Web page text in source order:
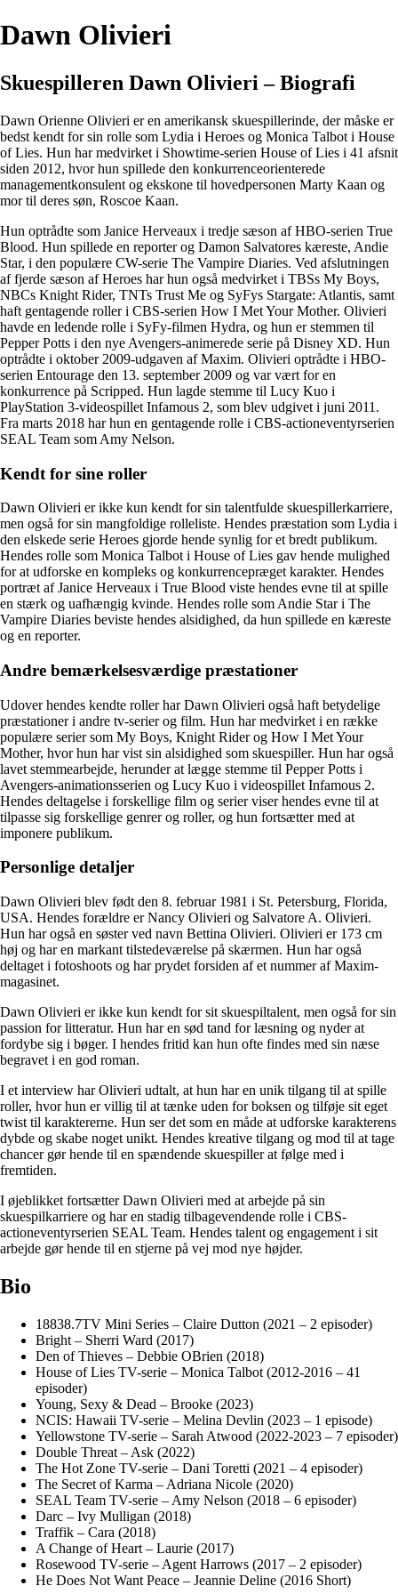
Dawn Olivieri
Skuespilleren Dawn Olivieri – Biografi
Dawn Orienne Olivieri er en amerikansk skuespillerinde, der måske er
bedst kendt for sin rolle som Lydia i Heroes og Monica Talbot i House
of Lies. Hun har medvirket i Showtime-serien House of Lies i 41 afsnit
siden 2012, hvor hun spillede den konkurrenceorienterede
managementkonsulent og ekskone til hovedpersonen Marty Kaan og
mor til deres søn, Roscoe Kaan.
Hun optrådte som Janice Herveaux i tredje sæson af HBO-serien True
Blood. Hun spillede en reporter og Damon Salvatores kæreste, Andie
Star, i den populære CW-serie The Vampire Diaries. Ved afslutningen
af fjerde sæson af Heroes har hun også medvirket i TBSs My Boys,
NBCs Knight Rider, TNTs Trust Me og SyFys Stargate: Atlantis, samt
haft gentagende roller i CBS-serien How I Met Your Mother. Olivieri
havde en ledende rolle i SyFy-filmen Hydra, og hun er stemmen til
Pepper Potts i den nye Avengers-animerede serie på Disney XD. Hun
optrådte i oktober 2009-udgaven af Maxim. Olivieri optrådte i HBO-
serien Entourage den 13. september 2009 og var vært for en
konkurrence på Scripped. Hun lagde stemme til Lucy Kuo i
PlayStation 3-videospillet Infamous 2, som blev udgivet i juni 2011.
Fra marts 2018 har hun en gentagende rolle i CBS-actioneventyrserien
SEAL Team som Amy Nelson.
Kendt for sine roller
Dawn Olivieri er ikke kun kendt for sin talentfulde skuespillerkarriere,
men også for sin mangfoldige rolleliste. Hendes præstation som Lydia i
den elskede serie Heroes gjorde hende synlig for et bredt publikum.
Hendes rolle som Monica Talbot i House of Lies gav hende mulighed
for at udforske en kompleks og konkurrencepræget karakter. Hendes
portræt af Janice Herveaux i True Blood viste hendes evne til at spille
en stærk og uafhængig kvinde. Hendes rolle som Andie Star i The
Vampire Diaries beviste hendes alsidighed, da hun spillede en kæreste
og en reporter.
Andre bemærkelsesværdige præstationer
Udover hendes kendte roller har Dawn Olivieri også haft betydelige
præstationer i andre tv-serier og film. Hun har medvirket i en række
populære serier som My Boys, Knight Rider og How I Met Your
Mother, hvor hun har vist sin alsidighed som skuespiller. Hun har også
lavet stemmearbejde, herunder at lægge stemme til Pepper Potts i
Avengers-animationsserien og Lucy Kuo i videospillet Infamous 2.
Hendes deltagelse i forskellige film og serier viser hendes evne til at
tilpasse sig forskellige genrer og roller, og hun fortsætter med at
imponere publikum.
Personlige detaljer
Dawn Olivieri blev født den 8. februar 1981 i St. Petersburg, Florida,
USA. Hendes forældre er Nancy Olivieri og Salvatore A. Olivieri.
Hun har også en søster ved navn Bettina Olivieri. Olivieri er 173 cm
høj og har en markant tilstedeværelse på skærmen. Hun har også
deltaget i fotoshoots og har prydet forsiden af et nummer af Maxim-
magasinet.
Dawn Olivieri er ikke kun kendt for sit skuespiltalent, men også for sin
passion for litteratur. Hun har en sød tand for læsning og nyder at
fordybe sig i bøger. I hendes fritid kan hun ofte findes med sin næse
begravet i en god roman.
I et interview har Olivieri udtalt, at hun har en unik tilgang til at spille
roller, hvor hun er villig til at tænke uden for boksen og tilføje sit eget
twist til karaktererne. Hun ser det som en måde at udforske karakterens
dybde og skabe noget unikt. Hendes kreative tilgang og mod til at tage
chancer gør hende til en spændende skuespiller at følge med i
fremtiden.
I øjeblikket fortsætter Dawn Olivieri med at arbejde på sin
skuespilkarriere og har en stadig tilbagevendende rolle i CBS-
actioneventyrserien SEAL Team. Hendes talent og engagement i sit
arbejde gør hende til en stjerne på vej mod nye højder.
Bio
18838.7TV Mini Series – Claire Dutton (2021 – 2 episoder)
Bright – Sherri Ward (2017)
Den of Thieves – Debbie OBrien (2018)
House of Lies TV-serie – Monica Talbot (2012-2016 – 41
episoder)
Young, Sexy & Dead – Brooke (2023)
NCIS: Hawaii TV-serie – Melina Devlin (2023 – 1 episode)
Yellowstone TV-serie – Sarah Atwood (2022-2023 – 7 episoder)
Double Threat – Ask (2022)
The Hot Zone TV-serie – Dani Toretti (2021 – 4 episoder)
The Secret of Karma – Adriana Nicole (2020)
SEAL Team TV-serie – Amy Nelson (2018 – 6 episoder)
Darc – Ivy Mulligan (2018)
Traffik – Cara (2018)
A Change of Heart – Laurie (2017)
Rosewood TV-serie – Agent Harrows (2017 – 2 episoder)
He Does Not Want Peace – Jeannie Deline (2016 Short)